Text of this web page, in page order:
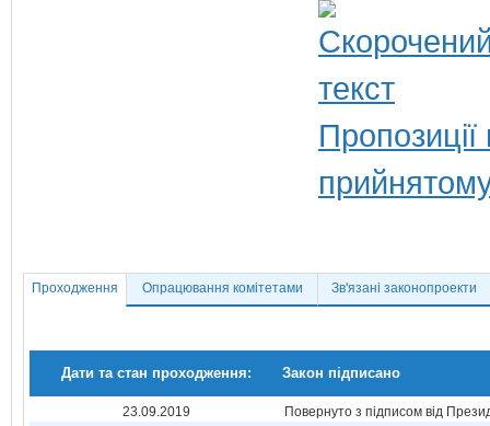
Проходження Опрацювання комітетами Зв'язані законопроекти
Дати та стан проходження: Закон підписано
23.09.2019
Повернуто з підписом від